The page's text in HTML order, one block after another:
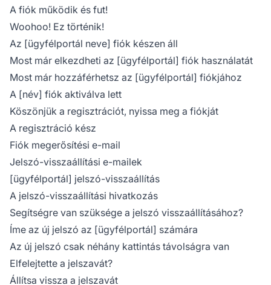
A fiók működik és fut!
Woohoo! Ez történik!
Az [ügyfélportál neve] fiók készen áll
Most már elkezdheti az [ügyfélportál] fiók használatát
Most már hozzáférhetsz az [ügyfélportál] fiókjához
A [név] fiók aktiválva lett
Köszönjük a regisztrációt, nyissa meg a fiókját
A regisztráció kész
Fiók megerősítési e-mail
Jelszó-visszaállítási e-mailek
[ügyfélportál] jelszó-visszaállítás
A jelszó-visszaállítási hivatkozás
Segítségre van szüksége a jelszó visszaállításához?
Íme az új jelszó az [ügyfélportál] számára
Az új jelszó csak néhány kattintás távolságra van
Elfelejtette a jelszavát?
Állítsa vissza a jelszavát